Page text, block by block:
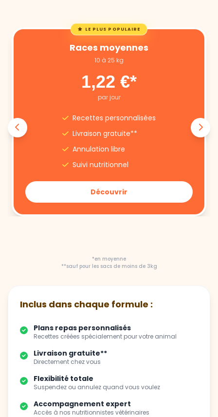
LE PLUS POPULAIRE
Races moyennes
10 à 25 kg
1,22 €*
par jour
Recettes personnalisées
Livraison gratuite**
Annulation libre
Suivi nutritionnel
Découvrir
*en moyenne
**sauf pour les sacs de moins de 3kg
Inclus dans chaque formule :
Plans repas personnalisés
Recettes créées spécialement pour votre animal
Livraison gratuite**
Directement chez vous
Flexibilité totale
Suspendez ou annulez quand vous voulez
Accompagnement expert
Accès à nos nutritionnistes vétérinaires